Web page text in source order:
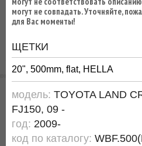
могут не совпадать. Уточняйте,
для Вас моменты!
ЩЕТКИ
20", 500mm, flat, HELLA
модель: TOYOTA LAND
FJ150, 09 -
год: 2009-
код по каталогу: